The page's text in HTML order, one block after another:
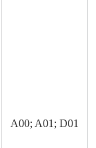
A00; A01; D01